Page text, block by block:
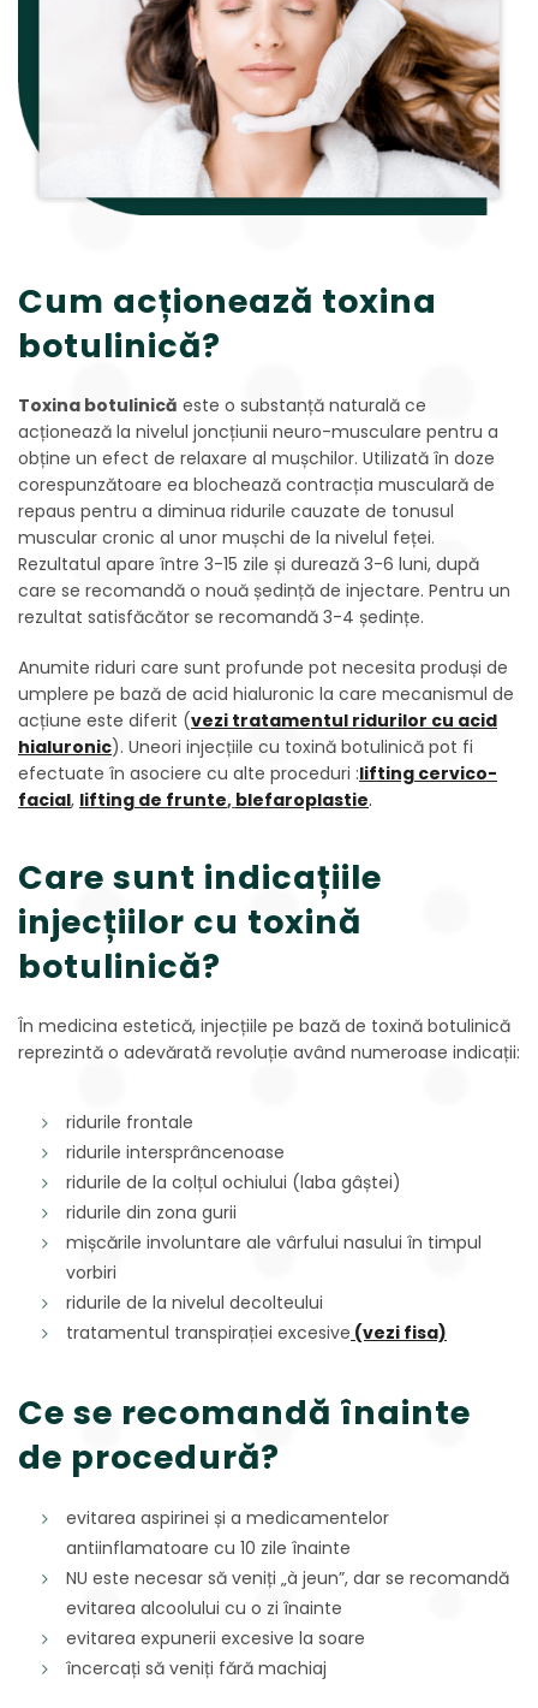
Cum acționează toxina
botulinică?
Toxina botulinică este o substanță naturală ce
acționează la nivelul joncțiunii neuro-musculare pentru a
obține un efect de relaxare al mușchilor. Utilizată în doze
corespunzătoare ea blochează contracția musculară de
repaus pentru a diminua ridurile cauzate de tonusul
muscular cronic al unor mușchi de la nivelul feței.
Rezultatul apare între 3-15 zile și durează 3-6 luni, după
care se recomandă o nouă ședință de injectare. Pentru un
rezultat satisfăcător se recomandă 3-4 ședințe.
Anumite riduri care sunt profunde pot necesita produși de
umplere pe bază de acid hialuronic la care mecanismul de
acțiune este diferit (vezi tratamentul ridurilor cu acid
hialuronic). Uneori injecțiile cu toxină botulinică pot fi
efectuate în asociere cu alte proceduri :lifting cervico-
facial, lifting de frunte, blefaroplastie.
Care sunt indicațiile
injecțiilor cu toxină
botulinică?
În medicina estetică, injecțiile pe bază de toxină botulinică
reprezintă o adevărată revoluție având numeroase indicații:
ridurile frontale
ridurile intersprâncenoase
ridurile de la colțul ochiului (laba gâștei)
ridurile din zona gurii
mișcările involuntare ale vârfului nasului în timpul
vorbiri
ridurile de la nivelul decolteului
tratamentul transpirației excesive (vezi fisa)
Ce se recomandă înainte
de procedură?
evitarea aspirinei și a medicamentelor
antiinflamatoare cu 10 zile înainte
NU este necesar să veniți „à jeun”, dar se recomandă
evitarea alcoolului cu o zi înainte
evitarea expunerii excesive la soare
încercați să veniți fără machiaj